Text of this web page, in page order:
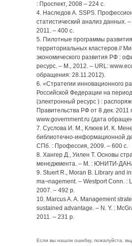
: Проспект, 2008 – 224 с.
4. Наследов А. SSPS.
статистический анализ данных.
2011. – 400 с.
5. Пилотные программы
территориальных кластеров //
экономического развития РФ :
ресурс. – М., 2012. – URL:
обращения: 28.11.2012).
6. «Стратегии инновационного
Российской Федерации на
(электронный ресурс ) :
Правительства РФ от 8 дек.
www.government.ru (дата
7. Суслова И. М., Клюев И. К.
библиотечно-информационной
СПб. : Профессия, 2009. – 600 с.
8. Хангер Д., Уилен Т. Основы
менеджмента. – М. : ЮНИТИ-
9. Stuert R., Moran B. Library and
ma¬nagement. – Westport Conn. :
2007. – 492 p.
10. Marcus A. A. Management
sustained advantage. – N. Y. :
2011. – 231 p.
Если вы нашли ошибку, пожалуйста,